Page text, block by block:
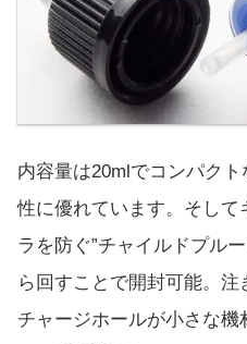
内容量は20mlでコンパク
性に優れています。そし
ラを防ぐ”チャイルドプル
ら回すことで開封可能。
チャージホールが小さな